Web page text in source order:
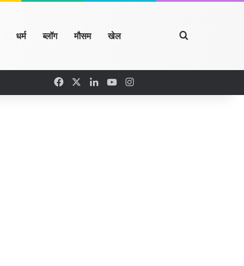
धर्म ब्लॉग मौसम खेल Search for
FacebookLinkedIn
YouTubeInstagram